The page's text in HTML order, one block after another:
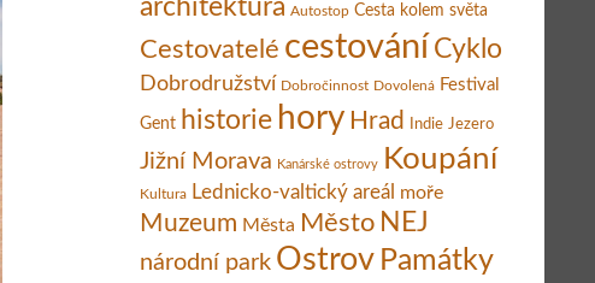
architektura Autostop Cesta kolem světa
Cestovatelé cestování Cyklo
Dobrodružství Dobročinnost Dovolená Festival
Gent historie hory Hrad Indie Jezero
Jižní Morava Kanárské ostrovy Koupání
Kultura Lednicko-valtický areál moře
Muzeum Města Město NEJ
národní park Ostrov Památky